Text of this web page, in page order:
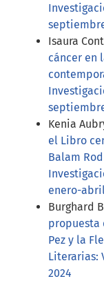
Isaura
cáncer en
Kenia
el Libro
Balam
enero-
Burghard
propuesta
Pez y la
Literarias:
2024